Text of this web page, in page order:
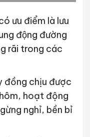
ưu điểm là lưu
động đường
rãi trong các
đồng chịu được
hoạt động
nghỉ, bền bỉ